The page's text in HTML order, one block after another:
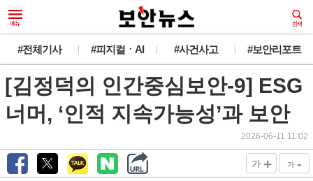
#전체기사 #피지컬ㆍAI #사건사고 #보안리포트
[김정덕의 인간중심보안-9] ESG
너머, ‘인적 지속가능성’과 보안
2026-06-11 11:02
가 + 가 -